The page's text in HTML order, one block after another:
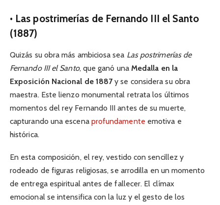
• Las postrimerías de Fernando III el Santo
(1887)
Quizás su obra más ambiciosa sea Las postrimerías de
Fernando III el Santo, que ganó una Medalla en la
Exposición Nacional de 1887y se considera su obra
maestra. Este lienzo monumental retrata los últimos
momentos del rey Fernando III antes de su muerte,
capturando una escenaprofundamente emotiva e
histórica.
En esta composición, el rey, vestido con sencillez y
rodeado de figuras religiosas, se arrodilla en un momento
de entrega espiritual antes de fallecer. El clímax
emocional se intensifica con la luz y el gesto de los